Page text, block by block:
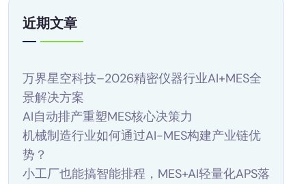
近期文章
万界星空科技–2026精密仪器行业AI+MES全
景解决方案
AI自动排产重塑MES核心决策力
机械制造行业如何通过AI-MES构建产业链优
势？
小工厂也能搞智能排程，MES+AI轻量化APS落